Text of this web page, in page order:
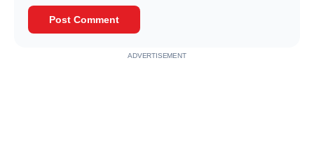
Post Comment
ADVERTISEMENT